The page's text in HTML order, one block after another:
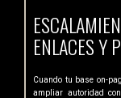
ENLACES Y
Cuando tu base on-
ampliar autoridad